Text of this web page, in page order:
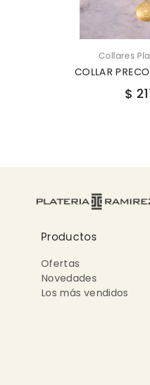
COLLAR PRECOLOMBINO CUERO NEGRO CORBATA CRTP033
Productos
Ofertas
Novedades
Los más vendidos